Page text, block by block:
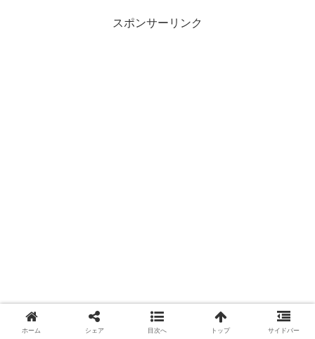
スポンサーリンク
ホーム シェア 目次へ トップ サイドバー